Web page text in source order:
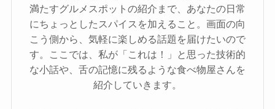
満たすグルメスポットの紹介まで、あなたの日常
にちょっとしたスパイスを加えること。画面の向
こう側から、気軽に楽しめる話題を届けたいので
す。ここでは、私が「これは！」と思った技術的
な小話や、舌の記憶に残るような食べ物屋さんを
紹介していきます。